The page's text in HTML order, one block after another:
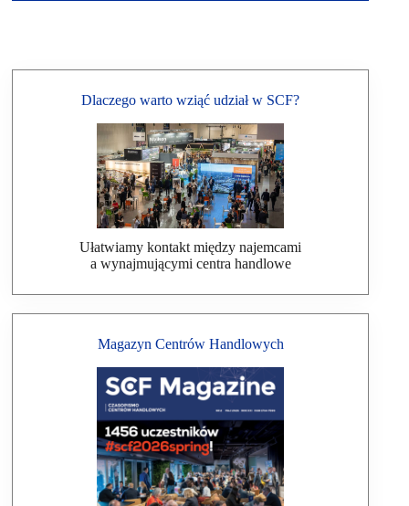
Dlaczego warto wziąć udział w SCF?
Ułatwiamy kontakt między najemcami
a wynajmującymi centra handlowe
Magazyn Centrów Handlowych